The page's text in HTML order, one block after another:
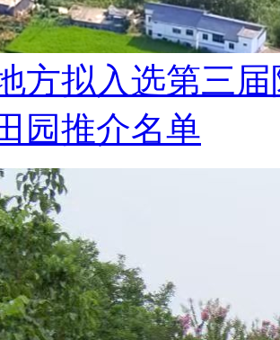
方拟入选第三
园推介名单